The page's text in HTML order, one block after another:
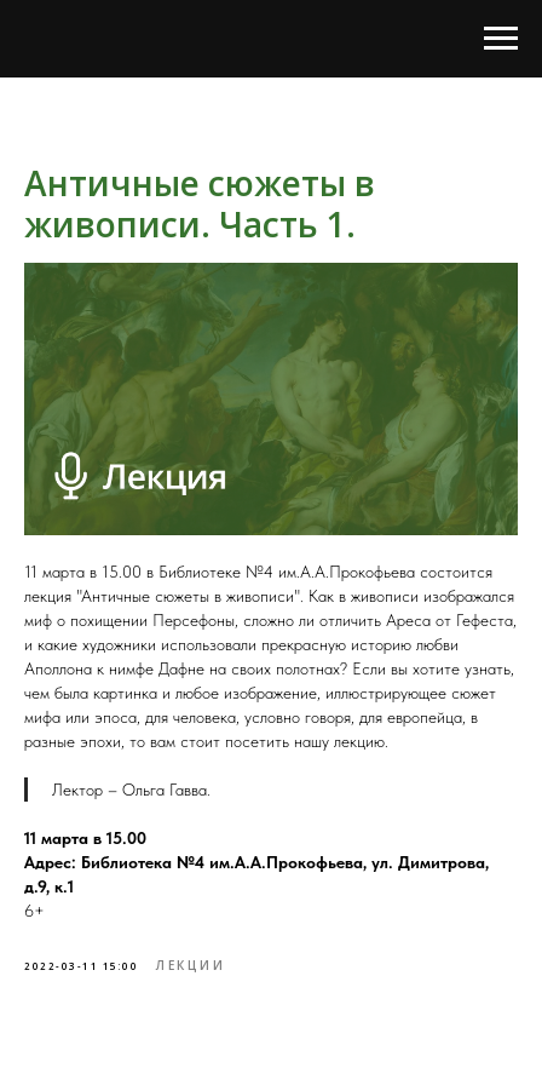
Античные сюжеты в
живописи. Часть 1.
11 марта в 15.00 в Библиотеке №4 им.А.А.Прокофьева состоится
лекция "Античные сюжеты в живописи". Как в живописи изображался
миф о похищении Персефоны, сложно ли отличить Ареса от Гефеста,
и какие художники использовали прекрасную историю любви
Аполлона к нимфе Дафне на своих полотнах? Если вы хотите узнать,
чем была картинка и любое изображение, иллюстрирующее сюжет
мифа или эпоса, для человека, условно говоря, для европейца, в
разные эпохи, то вам стоит посетить нашу лекцию.
Лектор – Ольга Гавва.
11 марта в 15.00
Адрес: Библиотека №4 им.А.А.Прокофьева, ул. Димитрова,
д.9, к.1
6+
2022-03-11 15:00 ЛЕКЦИИ